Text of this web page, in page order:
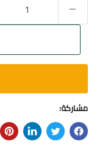
مشاركة: